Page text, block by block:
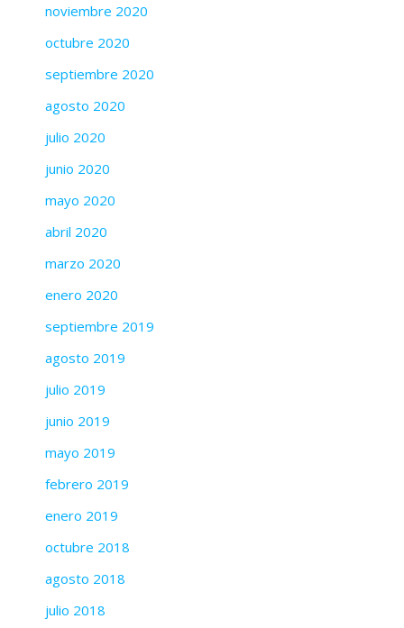
noviembre 2020
octubre 2020
septiembre 2020
agosto 2020
julio 2020
junio 2020
mayo 2020
abril 2020
marzo 2020
enero 2020
septiembre 2019
agosto 2019
julio 2019
junio 2019
mayo 2019
febrero 2019
enero 2019
octubre 2018
agosto 2018
julio 2018